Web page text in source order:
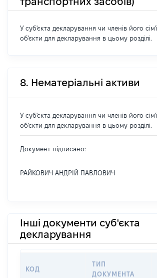
У суб'єкта декларування чи членів його сім'ї
об'єкти для декларування в цьому розділі.
8. Нематеріальні активи
У суб'єкта декларування чи членів його сім'ї
об'єкти для декларування в цьому розділі.
Документ підписано:
РАЙКОВИЧ АНДРІЙ ПАВЛОВИЧ
Інші документи суб'єкта
декларування
КОД
ТИП
ДОКУМЕНТА